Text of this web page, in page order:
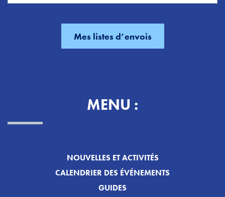
MENU :
NOUVELLES ET ACTIVITÉS
CALENDRIER DES ÉVÉNEMENTS
GUIDES